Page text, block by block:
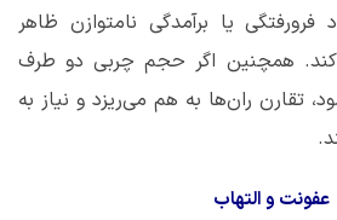
یا برآمدگی نامتوازن ظاهر
همچنین اگر حجم چربی دو طرف
تقارن ران‌ها به هم می‌ریزد و نیاز به
عفونت و التهاب